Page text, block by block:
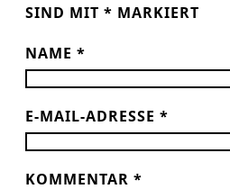
SIND MIT * MARKIERT
NAME *
E-MAIL-ADRESSE *
KOMMENTAR *